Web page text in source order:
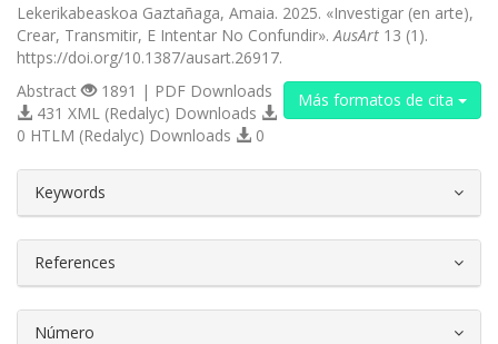
Lekerikabeaskoa Gaztañaga, Amaia. 2025. «Investigar (en arte),
Crear, Transmitir, E Intentar No Confundir».AusArt 13 (1).
https://doi.org/10.1387/ausart.26917.
Más formatos de cita
Abstract
1891 | PDF Downloads
431 XML (Redalyc) Downloads
0 HTLM (Redalyc) Downloads
0
Keywords
References
Número